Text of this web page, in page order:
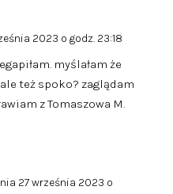
2023 o godz. 23:18
myślałam że
też spoko? zaglądam
z Tomaszowa M.
27 września 2023 o